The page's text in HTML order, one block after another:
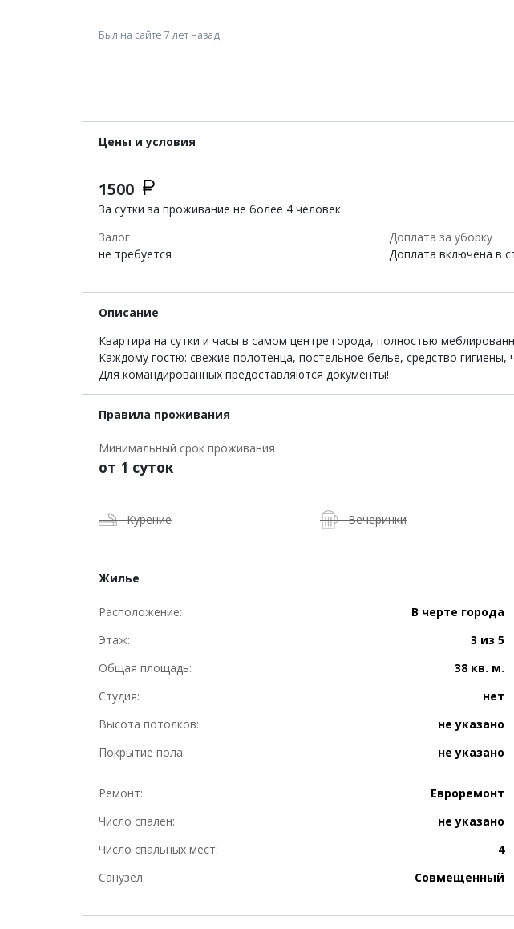
Был на сайте 7 лет назад
Цены и условия
1500
За сутки за проживание не более 4 человек
Залог
не требуется
Доплата за уборку
Доплата включена в
Описание
Квартира на сутки и часы в самом центре города, полностью
Каждому гостю: свежие полотенца, постельное белье, средство
Для командированных предоставляются документы!
Правила проживания
Минимальный срок проживания
от 1 суток
Курение Вечеринки
Жилье
Расположение: В черте города
Этаж:
3 из 5
Общая площадь:
38 кв. м.
Студия:
нет
Высота потолков:
не указано
Покрытие пола:
не указано
Ремонт: Евроремонт
Число спален:
не указано
Число спальных мест:
4
Санузел:
Совмещенный